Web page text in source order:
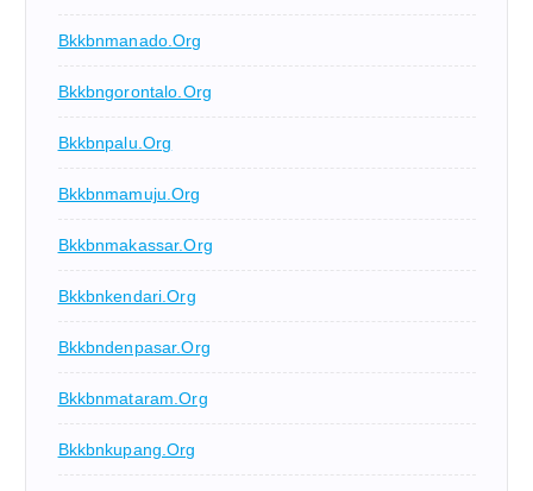
Bkkbnmanado.org
Bkkbngorontalo.org
Bkkbnpalu.org
Bkkbnmamuju.org
Bkkbnmakassar.org
Bkkbnkendari.org
Bkkbndenpasar.org
Bkkbnmataram.org
Bkkbnkupang.org